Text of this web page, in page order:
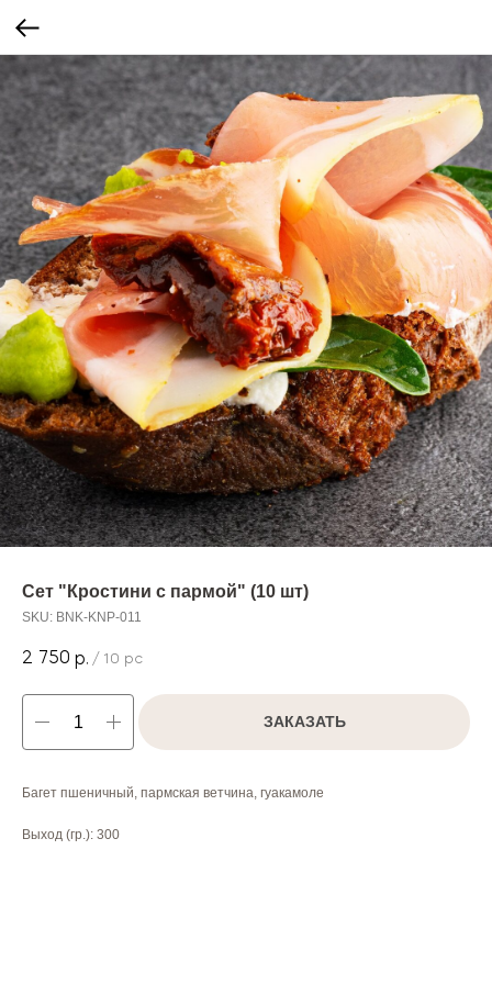
Сет "Кростини с пармой" (10 шт)
SKU: BNK-KNP-011
2 750 р. / 10 pc
ЗАКАЗАТЬ
Багет пшеничный, пармская ветчина, гуакамоле
Выход (гр.): 300